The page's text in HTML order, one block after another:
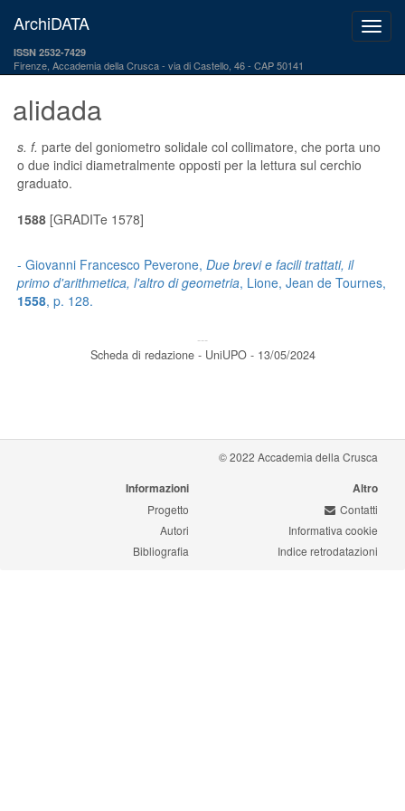
ArchiDATA
ISSN 2532-7429
Firenze, Accademia della Crusca via di Castello, 46 - CAP 50141
alidada
s. f. parte del goniometro solidale col collimatore, che porta uno
o due indici diametralmente opposti per la lettura sul cerchio
graduato.
1588[GRADITe 1578]
- Giovanni Francesco Peverone, Due brevi e facili trattati, il
primo d'arithmetica, l'altro di geometria, Lione, Jean de Tournes,
1558, p. 128.
---
Scheda di redazione - UniUPO - 13/05/2024
© 2022 Accademia della Crusca
Informazioni
Progetto
Autori
Bibliografia
Altro
Contatti
Informativa cookie
Indice retrodatazioni